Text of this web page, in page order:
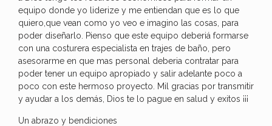
equipo donde yo liderize y me entiendan que es lo que
quiero,que vean como yo veo e imagino las cosas, para
poder diseñarlo. Pienso que este equipo deberiá formarse
con una costurera especialista en trajes de baño, pero
asesorarme en que mas personal deberia contratar para
poder tener un equipo apropiado y salir adelante poco a
poco con este hermoso proyecto. Mil gracias por transmitir
y ayudar a los demás, Dios te lo pague en salud y exitos ¡¡¡
Un abrazo y bendiciones